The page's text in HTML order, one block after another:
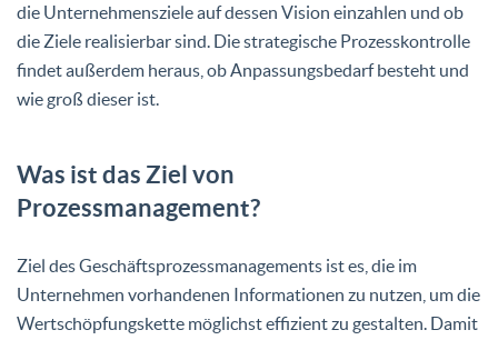
die Unternehmensziele auf dessen Vision einzahlen und ob
die Ziele realisierbar sind. Die strategische Prozesskontrolle
findet außerdem heraus, ob Anpassungsbedarf besteht und
wie groß dieser ist.
Was ist das Ziel von
Prozessmanagement?
Ziel des Geschäftsprozessmanagements ist es, die im
Unternehmen vorhandenen Informationen zu nutzen, um die
Wertschöpfungskette möglichst effizient zu gestalten. Damit